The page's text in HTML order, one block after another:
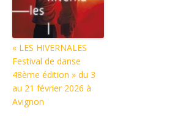
« LES HIVERNALES
Festival de danse
48ème édition » du 3
au 21 février 2026 à
Avignon